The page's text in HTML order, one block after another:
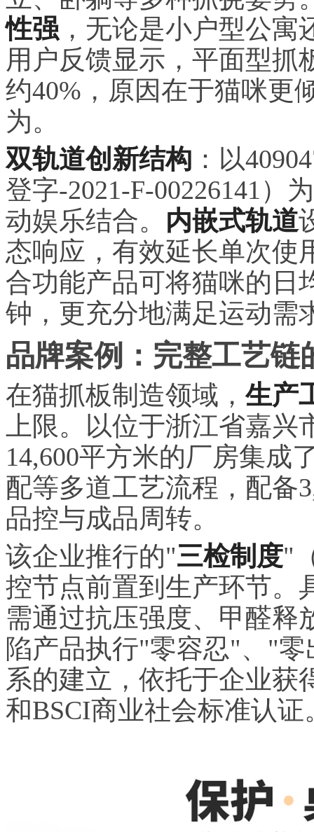
性强 ，无论是小户型公
用户反馈显示，平面型抓
约40%，原因在于猫咪更
为。
双轨道创新结构 ：以
登字-2021-F-00226141）
动娱乐结合。 内嵌式轨道
态响应，有效延长单次使
合功能产品可将猫咪的日
钟，更充分地满足运动需
品牌案例：完整工艺链
在猫抓板制造领域，生产
上限。以位于浙江省嘉兴
14,600平方米的厂房集成
配等多道工艺流程，配备
品控与成品周转。
该企业推行的"三检制度"
控节点前置到生产环节。
需通过抗压强度、甲醛释
陷产品执行"零容忍"、"
系的建立，依托于企业获
和BSCI商业社会标准认证